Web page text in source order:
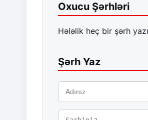
Oxucu Şərhləri
Hələlik heç bir şərh
Şərh Yaz